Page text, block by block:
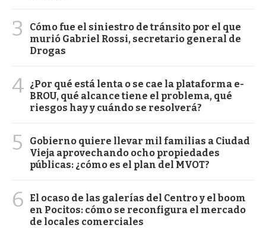
3
Cómo fue el siniestro de tránsito por el que
murió Gabriel Rossi, secretario general de
Drogas
4 ¿Por qué está lenta o se cae la plataforma e-
BROU, qué alcance tiene el problema, qué
riesgos hay y cuándo se resolverá?
5
Gobierno quiere llevar mil familias a Ciudad
Vieja aprovechando ocho propiedades
públicas: ¿cómo es el plan del MVOT?
6
El ocaso de las galerías del Centro y el boom
en Pocitos: cómo se reconfigura el mercado
de locales comerciales